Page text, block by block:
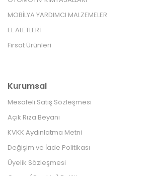
MOBİLYA YARDIMCI MALZEMELER
EL ALETLERİ
Fırsat Ürünleri
Kurumsal
Mesafeli Satış Sözleşmesi
Açık Rıza Beyanı
KVKK Aydınlatma Metni
Değişim ve İade Politikası
Üyelik Sözleşmesi